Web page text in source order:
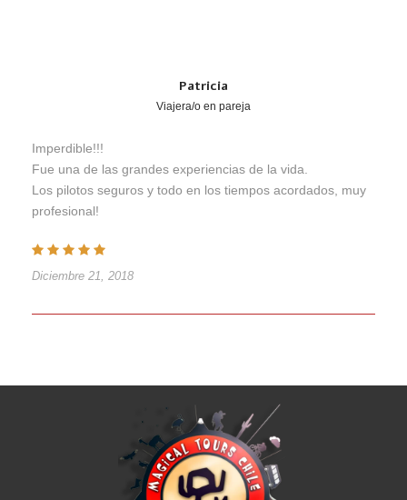
Patricia
Viajera/o en pareja
Imperdible!!!
Fue una de las grandes experiencias de la vida.
Los pilotos seguros y todo en los tiempos acordados, muy
profesional!
Diciembre 21, 2018